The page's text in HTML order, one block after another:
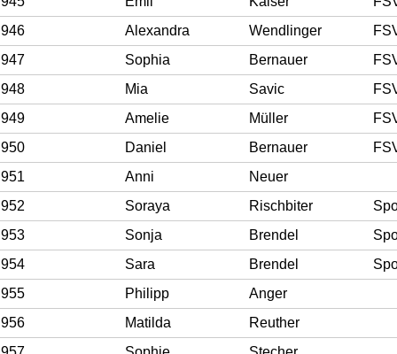
946
Alexandra Wendlinger
947
Sophia Bernauer
948
Mia Savic
949
Amelie Müller
950
Daniel Bernauer
951
Anni
Neuer
952
Soraya Rischbiter
953
Sonja Brendel
954
Sara Brendel
955
Philipp
Anger
956
Matilda
Reuther